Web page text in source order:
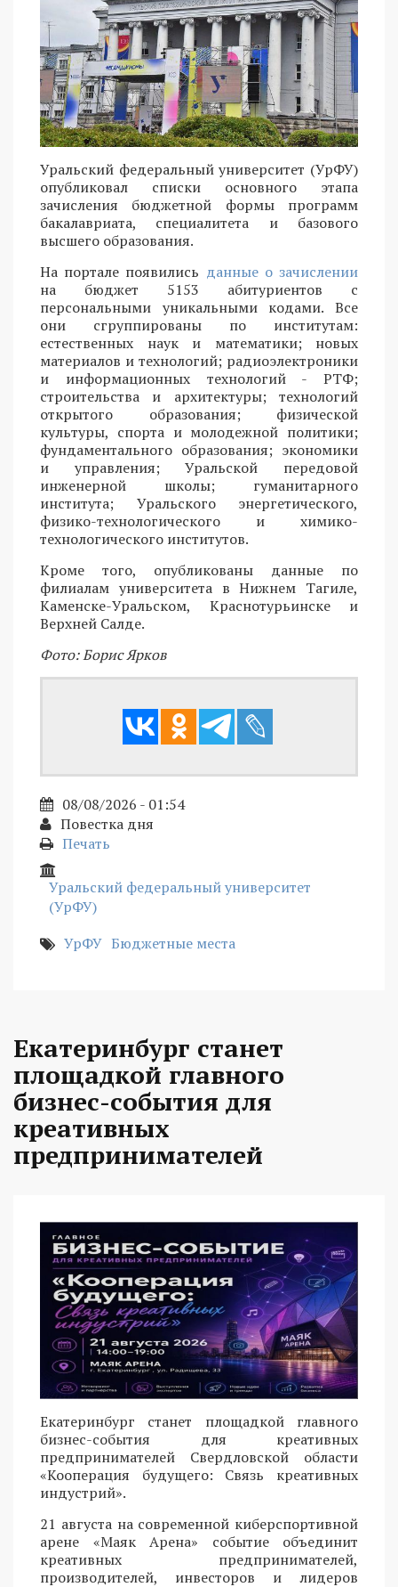
Уральский федеральный университет (УрФУ)
опубликовал списки основного этапа
зачисления бюджетной формы программ
бакалавриата, специалитета и базового
высшего образования.
На портале появились данные о зачислении
на бюджет 5153 абитуриентов с
персональными уникальными кодами. Все
они сгруппированы по институтам:
естественных наук и математики; новых
материалов и технологий; радиоэлектроники
и информационных технологий - РТФ;
строительства и архитектуры; технологий
открытого образования; физической
культуры, спорта и молодежной политики;
фундаментального образования; экономики
и управления; Уральской передовой
инженерной школы; гуманитарного
института; Уральского энергетического,
физико-технологического и химико-
технологического институтов.
Кроме того, опубликованы данные по
филиалам университета в Нижнем Тагиле,
Каменске-Уральском, Краснотурьинске и
Верхней Салде.
Фото: Борис Ярков
08/08/2026 - 01:54
Повестка дня
Печать
Уральский федеральный университет
(УрФУ)
УрФУ Бюджетные места
Екатеринбург станет
площадкой главного
бизнес-события для
креативных
предпринимателей
Екатеринбург станет площадкой главного
бизнес-события для креативных
предпринимателей Свердловской области
«Кооперация будущего: Связь креативных
индустрий».
21 августа на современной киберспортивной
арене «Маяк Арена» событие объединит
креативных предпринимателей,
производителей, инвесторов и лидеров